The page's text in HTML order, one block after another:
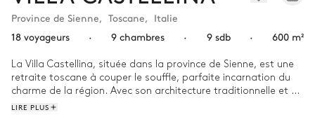
Province de Sienne, Toscane, Italie
18 voyageurs
· 9 chambres · 9 sdb · 600 m²
La Villa Castellina, située dans la province de Sienne, est une
retraite toscane à couper le souffle, parfaite incarnation du
charme de la région. Avec son architecture traditionnelle et
son magnifique jardin, elle est le refuge idéal pour
LIRE PLUS